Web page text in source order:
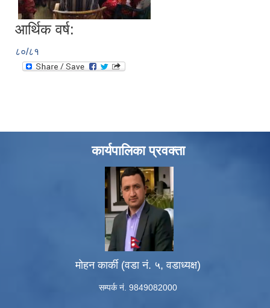
आर्थिक वर्ष:
८०/८१
कार्यपालिका प्रवक्ता
मोहन कार्की (वडा नं. ५, वडाध्यक्ष)
सम्पर्क नं. 9849082000